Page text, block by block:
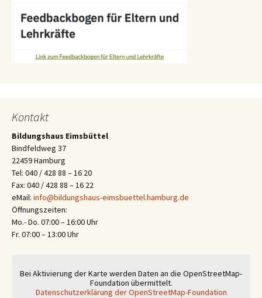
Kontakt
Bildungshaus Eimsbüttel
Bindfeldweg 37
22459 Hamburg
Tel: 040 / 428 88 – 16 20
Fax: 040 / 428 88 – 16 22
eMail: info@bildungshaus-eimsbuettel.hamburg.de
Öffnungszeiten:
Mo.- Do. 07:00 – 16:00 Uhr
Fr. 07:00 – 13:00 Uhr
Bei Aktivierung der Karte werden Daten an die OpenStreetMap-
Foundation übermittelt.
Datenschutzerklärung der OpenStreetMap-Foundation